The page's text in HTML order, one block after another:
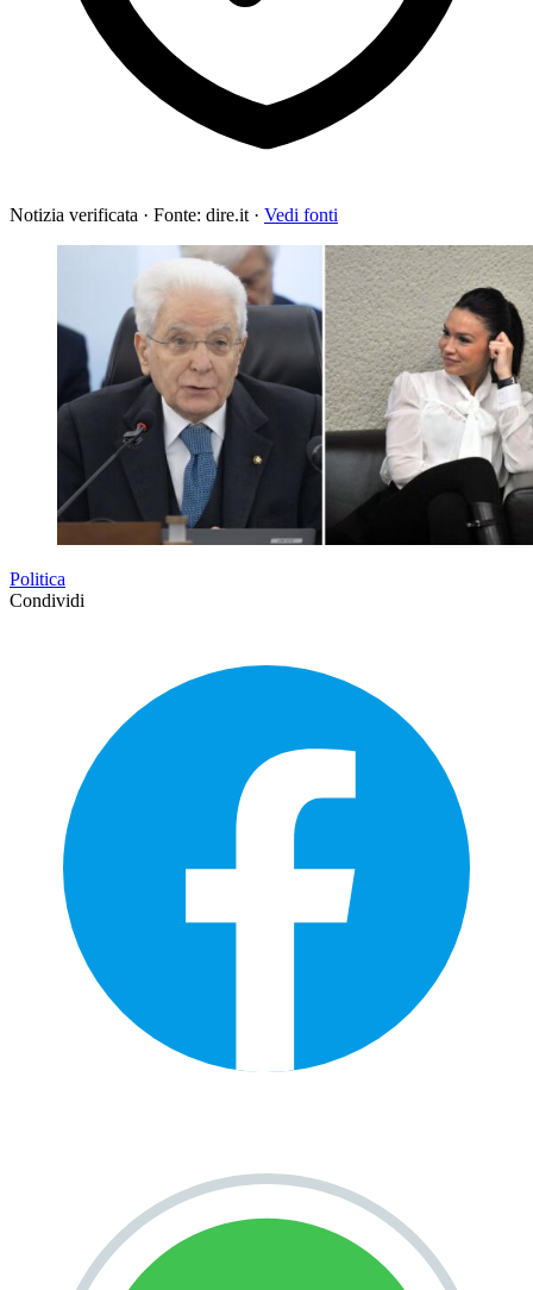
Notizia verificata · Fonte: dire.it · Vedi fonti
Politica
Condividi